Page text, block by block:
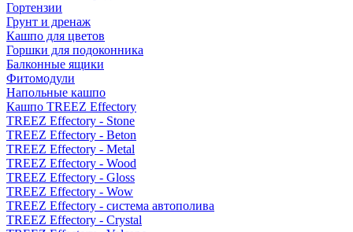
Гортензии
Грунт и дренаж
Кашпо для цветов
Горшки для подоконника
Балконные ящики
Фитомодули
Напольные кашпо
Кашпо TREEZ Effectory
TREEZ Effectory - Stone
TREEZ Effectory - Beton
TREEZ Effectory - Metal
TREEZ Effectory - Wood
TREEZ Effectory - Gloss
TREEZ Effectory - Wow
TREEZ Effectory - система автополива
TREEZ Effectory - Crystal